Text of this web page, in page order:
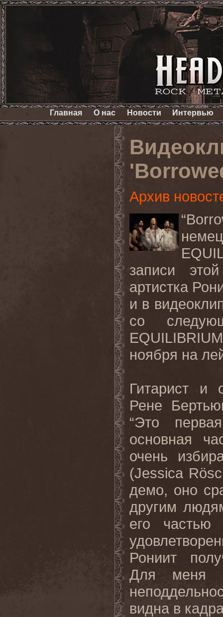
Главная О нас Новости Интервью
Архив
записи
артистка
и в
со
ноября на
Гитарист и
Рене
“Это
основная
очень
(Jessica
демо, оно
другим
его
Рониит
Для меня в
видна в